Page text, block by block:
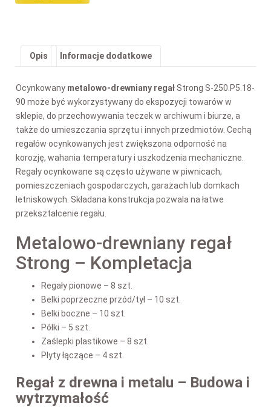
Opis Informacje dodatkowe
Ocynkowany metalowo-drewniany regał Strong S-250.P5.18-
90 może być wykorzystywany do ekspozycji towarów w
sklepie, do przechowywania teczek w archiwum i biurze, a
także do umieszczania sprzętu i innych przedmiotów. Cechą
regałów ocynkowanych jest zwiększona odporność na
korozję, wahania temperatury i uszkodzenia mechaniczne.
Regały ocynkowane są często używane w piwnicach,
pomieszczeniach gospodarczych, garażach lub domkach
letniskowych. Składana konstrukcja pozwala na łatwe
przekształcenie regału.
Metalowo-drewniany regał
Strong – Kompletacja
Regały pionowe – 8 szt.
Belki poprzeczne przód/tył – 10 szt.
Belki boczne – 10 szt.
Półki – 5 szt.
Zaślepki plastikowe – 8 szt.
Płyty łączące – 4 szt.
Regał z drewna i metalu – Budowa i
wytrzymałość